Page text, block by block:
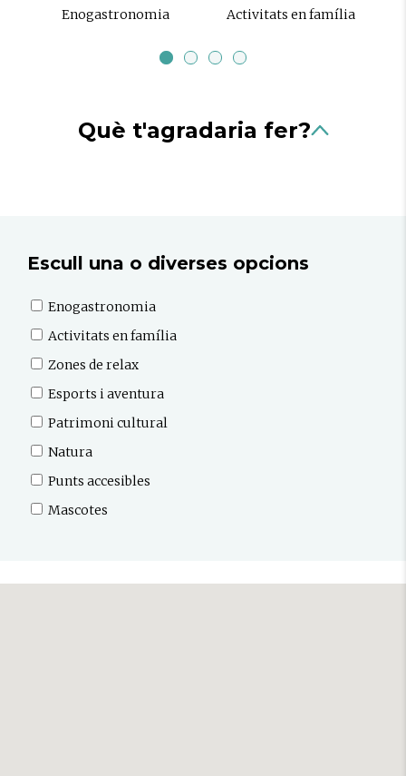
Enogastronomia Activitats en família
Què t'agradaria fer?
Escull una o diverses opcions
Enogastronomia
Activitats en família
Zones de relax
Esports i aventura
Patrimoni cultural
Natura
Punts accesibles
Mascotes